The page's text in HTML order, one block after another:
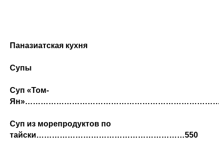
Паназиатская кухня
Супы
Суп «Том-
Суп из морепродуктов по
тайски…………………………………………………550